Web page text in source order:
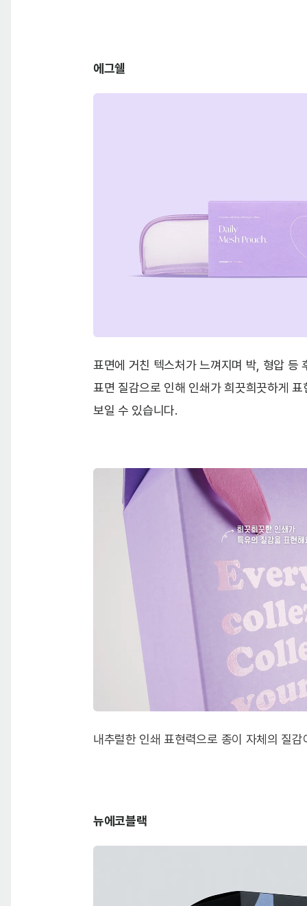
에그쉘
표면에 거친 텍스처가 느껴지며 박, 형압 등
표면 질감으로 인해 인쇄가 희끗희끗하게
보일 수 있습니다.
내추럴한 인쇄 표현력으로 종이 자체의 질감
뉴에코블랙